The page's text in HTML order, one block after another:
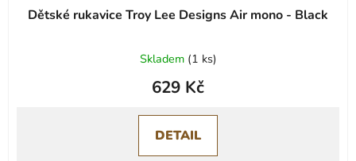
Dětské rukavice Troy Lee Designs Air mono - Black
Skladem (1 ks)
629 Kč
DETAIL